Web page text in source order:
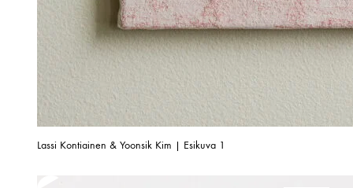
Lassi Kontiainen & Yoonsik Kim | Esikuva 1